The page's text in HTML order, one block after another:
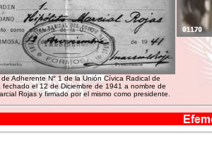
Adherente N° 1 de la Unión Cívica Radical de
fechado el 12 de Diciembre de 1941 a nombre de
Rojas y firmado por el mismo como presidente.